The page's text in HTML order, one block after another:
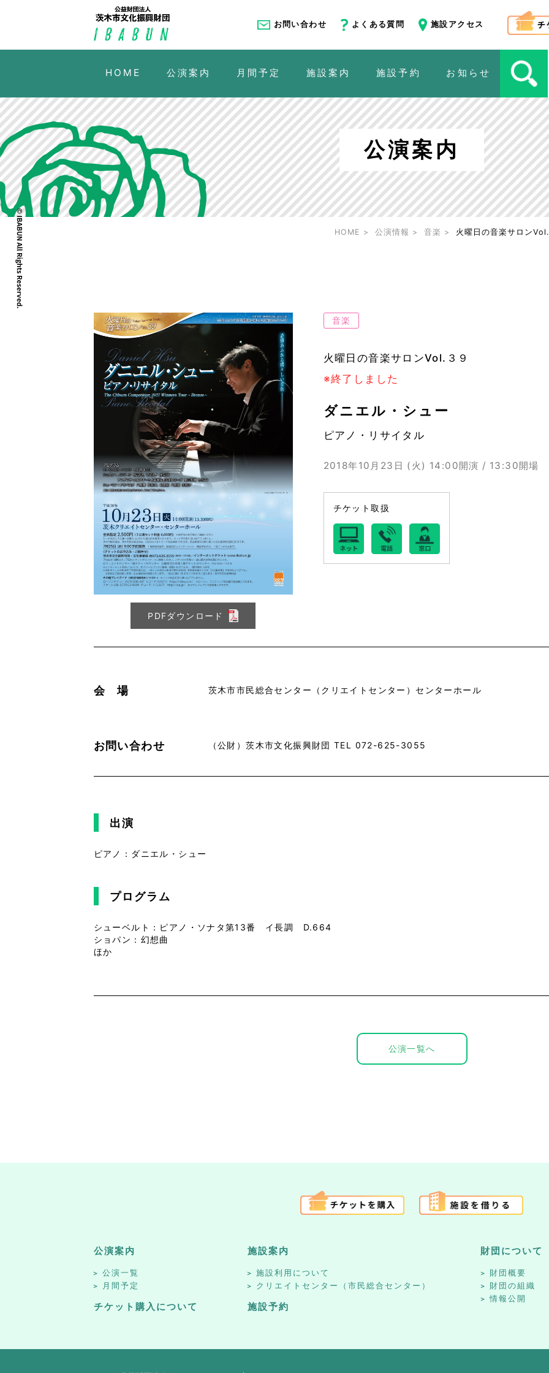
お問い合わせ よくある質問 施設アクセス
HOME 公演案内 月間予定 施設案内 施設予約 お知らせ
公演案内
HOME 公演情報 音楽 火曜日の音楽サロン
PDFダウンロード
音楽
火曜日の音楽サロンVol.３９
※終了しました
ダニエル・シュー
ピアノ・リサイタル
2018年10月23日 (火) 14:00開演 / 13:30開場
チケット取扱
会 場 茨木市市民総合センター（クリエイトセンター）センターホール
お問い合わせ （公財）茨木市文化振興財団 TEL 072-625-3055
出演
ピアノ：ダニエル・シュー
プログラム
シューベルト：ピアノ・ソナタ第13番 イ長調 D.664
ショパン：幻想曲
ほか
公演一覧へ
公演案内
公演一覧
月間予定
チケット購入について
施設案内
施設利用について
クリエイトセンター（市民総合センター）
施設予約
財団について
財団概要
財団の組織
情報公開